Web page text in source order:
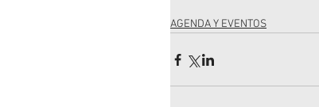
AGENDA Y EVENTOS